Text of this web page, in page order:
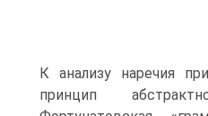
К анализу наречия
принцип